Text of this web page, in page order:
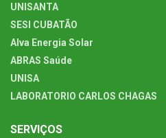
UNISANTA
SESI CUBATÃO
Alva Energia Solar
ABRAS Saúde
UNISA
LABORATORIO CARLOS CHAGAS
SERVIÇOS